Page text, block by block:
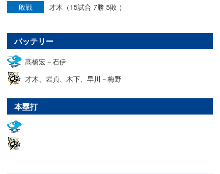
敗戦
才木（15試合 7勝 5敗 ）
バッテリー
髙橋宏－石伊
才木、岩貞、木下、早川－梅野
本塁打